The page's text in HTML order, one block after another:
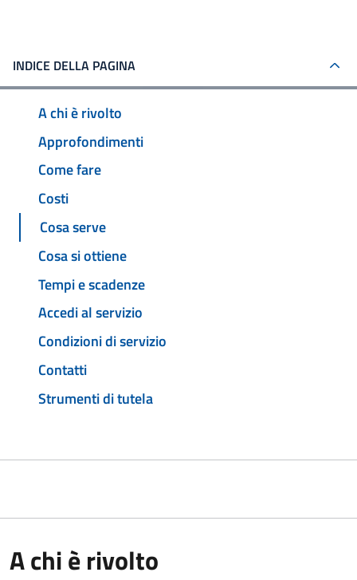
INDICE DELLA PAGINA
A chi è rivolto
Approfondimenti
Come fare
Costi
Cosa serve
Cosa si ottiene
Tempi e scadenze
Accedi al servizio
Condizioni di servizio
Contatti
Strumenti di tutela
A chi è rivolto